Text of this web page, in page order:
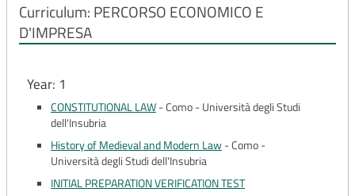
Curriculum: PERCORSO ECONOMICO E
D'IMPRESA
Year: 1
CONSTITUTIONAL LAW-Como - Università degli Studi
dell'Insubria
History of Medieval and Modern Law-Como -
Università degli Studi dell'Insubria
INITIAL PREPARATION VERIFICATION TEST